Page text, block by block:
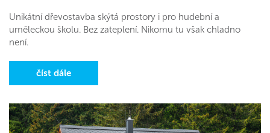
Unikátní dřevostavba skýtá prostory i pro hudební a
uměleckou školu. Bez zateplení. Nikomu tu však chladno
není.
číst dále